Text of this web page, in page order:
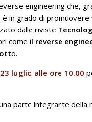
engineering che,
in grado di promuovere
dalle riviste
come il reverse
o.
luglio alle ore 10.00
parte integrante